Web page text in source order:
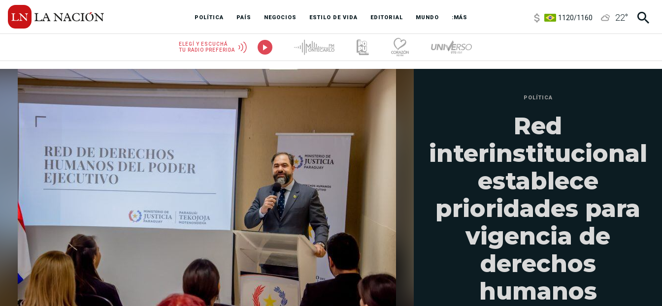
POLÍTICA PAÍS NEGOCIOS ESTILO DE VIDA EDITORIAL MUNDO :MÁS
3,6/3,9
22°
ELEGÍ Y ESCUCHÁ
TU RADIO PREFERIDA
POLÍTICA
Red
interinstitucional
establece
prioridades para
vigencia de
derechos
humanos